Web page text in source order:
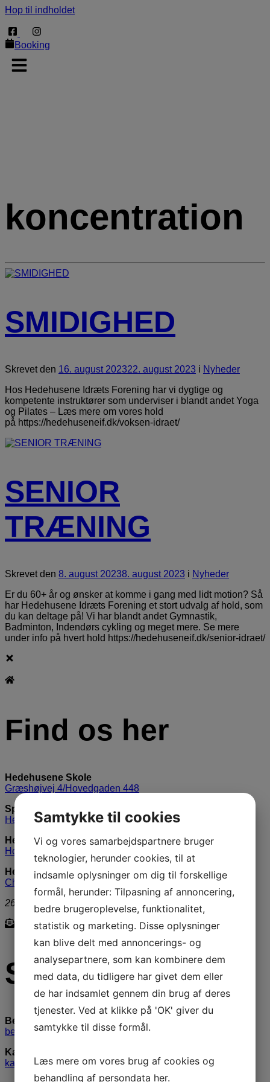
Hop til indholdet
Booking
koncentration
SMIDIGHED
Skrevetden 16. august 202322. august 2023 i Nyheder
Hos Hedehusene Idræts Forening har vi dygtige og
kompetente instruktører som underviser i blandt andet Yoga
og Pilates – Læs mere om vores hold
på https://hedehuseneif.dk/voksen-idraet/
SENIOR
TRÆNING
Skrevetden 8. august 20238. august 2023 i Nyheder
Er du 60+ år og ønsker at komme i gang med lidt motion? Så
har Hedehusene Idræts Forening et stort udvalg af hold, som
du kan deltage på! Vi har blandt andet Gymnastik,
Badminton, Indendørs cykling og meget mere. Se mere
under info på hvert hold https://hedehuseneif.dk/senior-idraet/
Find os her
Hedehusene Skole
Græshøjvej 4/Hovedgaden 448
Springcenter Nærheden
Hedesvinget 1
Hedehuset
Hovedgaden 371
Hedehushallen
Charlottegårdsvej 4
2640 Hedehusene
Skriv til os
Bestyrelsen
bestyrelse@hedehuseneif.dk
Kasserer
kasserer@hedehuseneif.dk
Samtykke til cookies
Vi og vores samarbejdspartnere bruger
teknologier, herunder cookies, til at
indsamle oplysninger om dig til forskellige
formål, herunder: Tilpasning af annoncering,
bedre brugeroplevelse, funktionalitet,
statistik og marketing. Disse oplysninger
kan blive delt med annoncerings- og
analysepartnere, som kan kombinere dem
med data, du tidligere har givet dem eller
de har indsamlet gennem din brug af deres
tjenester. Ved at klikke på 'OK' giver du
samtykke til disse formål.
Læs mere om vores brug af cookies og
behandling af persondata her.